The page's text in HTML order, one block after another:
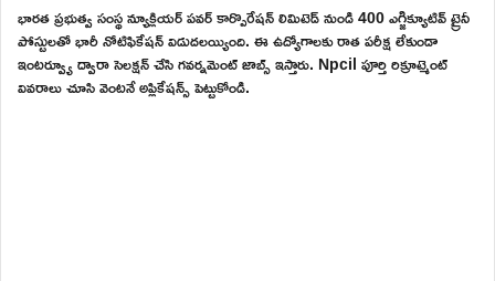
భారత ప్రభుత్వ సంస్థ న్యూక్లియర్ పవర్ కార్పొరేషన్ లిమిటెడ్ నుండి 400 ఎగ్జిక్యూటివ్ ట్రైనీ
పోస్టులతో భారీ నోటిఫికేషన్ విడుదలయ్యింది. ఈ ఉద్యోగాలకు రాత పరీక్ష లేకుండా
ఇంటర్వ్యూ ద్వారా సెలక్షన్ చేసి గవర్నమెంట్ జాబ్స్ ఇస్తారు. Npcil పూర్తి రిక్రూట్మెంట్
వివరాలు చూసి వెంటనే అప్లికేషన్స్ పెట్టుకోండి.